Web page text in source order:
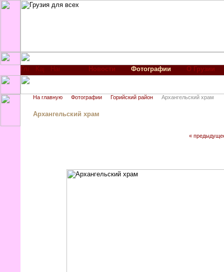
Новости Фотографии О Грузии
На главную Фотографии Горийский район Архангельский храм
Архангельский храм
«